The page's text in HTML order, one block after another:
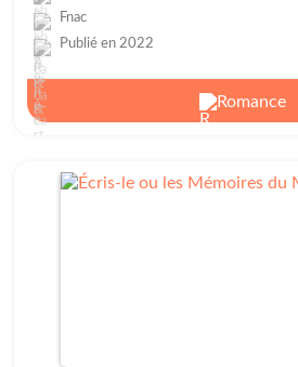
Fnac
Publié en 2022
Romance